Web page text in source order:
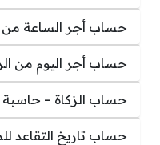
حساب أجر الساعة من
حساب أجر اليوم من
حساب الزكاة – حاسبة
حساب تاريخ التقاعد